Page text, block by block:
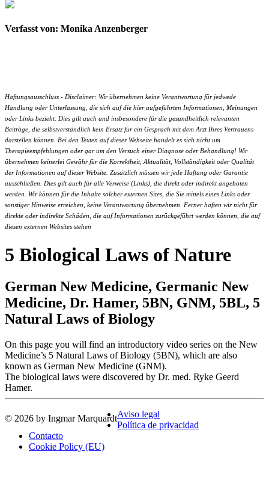
Verfasst von: Monika Anzenberger
Haftungsausschluss - Disclaimer: Wir übernehmen keine Verantwortung für jedwede
Handlung oder Unterlassung, die sich auf die hier aufgeführten Informationen, Meinungen
oder Links bezieht. Dies gilt auch und insbesondere für die gesundheitlich relevanten
Beiträge, die selbstverständlich kein Ersatz für ein Gespräch mit dem Arzt Ihres Vertrauens
darstellen können. Bei den Texten auf dieser Webseite handelt es sich nicht um
Therapieempfehlungen oder gar um den Versuch einer Diagnose oder Behandlung! Wir
übernehmen keinerlei Gewähr für die Korrektheit, Aktualität, Vollständigkeit oder Qualität
der Informationen auf dieser Website. Zusätzlich müssen wir jede Haftung oder Garantie
ausschließen. Dies gilt auch für alle Verweise (Links), die direkt oder indirekt angeboten
werden. Wir können für die Inhalte solcher externen Sites, die Sie mittels eines Links oder
sonstiger Hinweise erreichen, keine Verantwortung übernehmen. Ferner haften wir nicht für
direkte oder indirekte Schäden, die auf Informationen zurückgeführt werden können, die auf
diesen externen Websites stehen
5 Biological Laws of Nature
German New Medicine, Germanic New
Medicine, Dr. Hamer, 5BN, GNM, 5BL, 5
Natural Laws of Biology
On this page you will find an introductory video series on the New
Medicine’s 5 Natural Laws of Biology (5BN), which are also
known as German New Medicine (GNM).
The biological laws were discovered by Dr. med. Ryke Geerd
Hamer.
© 2026 by Ingmar MarquardtAviso legal
Política de privacidad
Contacto
Cookie Policy (EU)